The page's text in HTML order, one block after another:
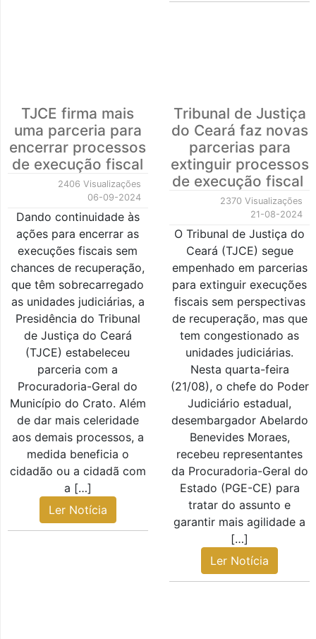
TJCE firma mais
uma parceria para
encerrar processos
de execução fiscal
2406 Visualizações
06-09-2024
Dando continuidade às
ações para encerrar as
execuções fiscais sem
chances de recuperação,
que têm sobrecarregado
as unidades judiciárias, a
Presidência do Tribunal
de Justiça do Ceará
(TJCE) estabeleceu
parceria com a
Procuradoria-Geral do
Município do Crato. Além
de dar mais celeridade
aos demais processos, a
medida beneficia o
cidadão ou a cidadã com
a […]
Ler Notícia
Tribunal de Justiça
do Ceará faz novas
parcerias para
extinguir processos
de execução fiscal
2370 Visualizações
21-08-2024
O Tribunal de Justiça do
Ceará (TJCE) segue
empenhado em parcerias
para extinguir execuções
fiscais sem perspectivas
de recuperação, mas que
tem congestionado as
unidades judiciárias.
Nesta quarta-feira
(21/08), o chefe do Poder
Judiciário estadual,
desembargador Abelardo
Benevides Moraes,
recebeu representantes
da Procuradoria-Geral do
Estado (PGE-CE) para
tratar do assunto e
garantir mais agilidade a
[…]
Ler Notícia